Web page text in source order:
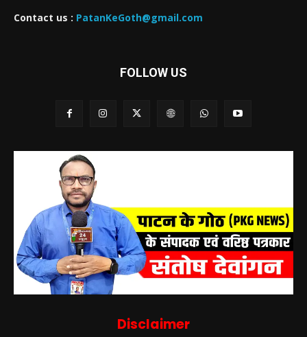
Contact us : PatanKeGoth@gmail.com
FOLLOW US
Disclaimer